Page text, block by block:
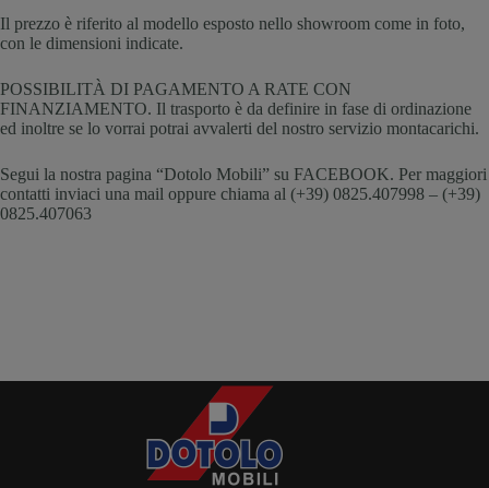
Il prezzo è riferito al modello esposto nello showroom come in foto,
con le dimensioni indicate.
POSSIBILITÀ DI PAGAMENTO A RATE CON
FINANZIAMENTO. Il trasporto è da definire in fase di ordinazione
ed inoltre se lo vorrai potrai avvalerti del nostro servizio montacarichi.
Segui la nostra pagina “Dotolo Mobili” su FACEBOOK. Per maggiori
contatti inviaci una mail oppure chiama al (+39) 0825.407998 – (+39)
0825.407063